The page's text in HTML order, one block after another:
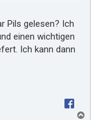
Pils gelesen? Ich
einen wichtigen
Ich kann dann